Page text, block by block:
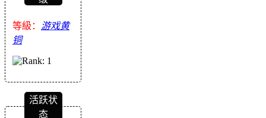
等級： 游戏黄
铜
活跃状
态